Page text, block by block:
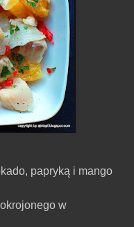
papryką i mango
w